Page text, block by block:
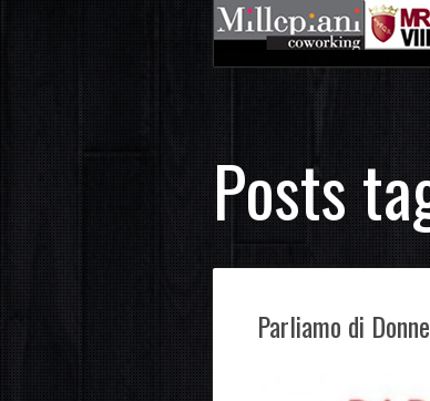
Posts
Parliamo di Donne